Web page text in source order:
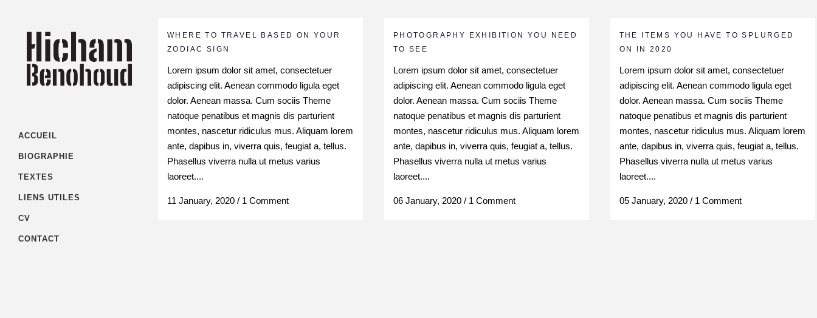
ACCUEIL
BIOGRAPHIE
TEXTES
LIENS UTILES
CV
CONTACT
WHERE TO TRAVEL BASED ON YOUR
ZODIAC SIGN
Lorem ipsum dolor sit amet, consectetuer
adipiscing elit. Aenean commodo ligula eget
dolor. Aenean massa. Cum sociis Theme
natoque penatibus et magnis dis parturient
montes, nascetur ridiculus mus. Aliquam lorem
ante, dapibus in, viverra quis, feugiat a, tellus.
Phasellus viverra nulla ut metus varius
laoreet....
11 January, 2020 / 1 Comment
PHOTOGRAPHY EXHIBITION YOU NEED
TO SEE
Lorem ipsum dolor sit amet, consectetuer
adipiscing elit. Aenean commodo ligula eget
dolor. Aenean massa. Cum sociis Theme
natoque penatibus et magnis dis parturient
montes, nascetur ridiculus mus. Aliquam lorem
ante, dapibus in, viverra quis, feugiat a, tellus.
Phasellus viverra nulla ut metus varius
laoreet....
06 January, 2020/ 1 Comment
THE ITEMS YOU HAVE TO SPLURGED
ON IN 2020
Lorem ipsum dolor sit amet, consectetuer
adipiscing elit. Aenean commodo ligula eget
dolor. Aenean massa. Cum sociis Theme
natoque penatibus et magnis dis parturient
montes, nascetur ridiculus mus. Aliquam lorem
ante, dapibus in, viverra quis, feugiat a, tellus.
Phasellus viverra nulla ut metus varius
laoreet....
05 January, 2020/ 1 Comment